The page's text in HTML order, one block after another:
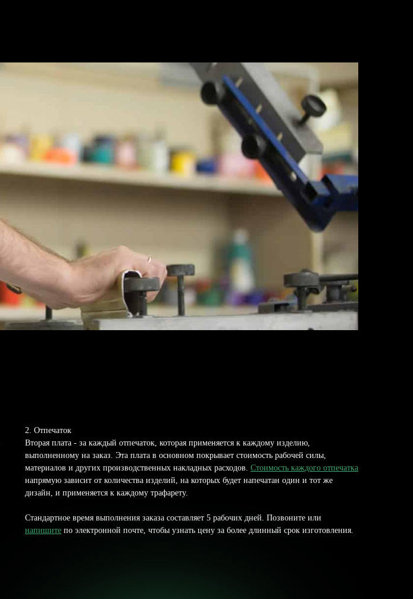
2. Отпечаток
Вторая плата - за каждый отпечаток, которая применяется к каждому изделию,
выполненному на заказ. Эта плата в основном покрывает стоимость рабочей силы,
материалов и других производственных накладных расходов. Стоимость каждого отпечатка
напрямую зависит от количества изделий, на которых будет напечатан один и тот же
дизайн, и применяется к каждому трафарету.
Стандартное время выполнения заказа составляет 5 рабочих дней. Позвоните или
напишите по электронной почте, чтобы узнать цену за более длинный срок изготовления.